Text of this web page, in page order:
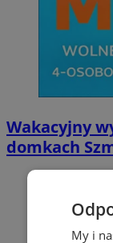
Wakacyjny
domkach
My i